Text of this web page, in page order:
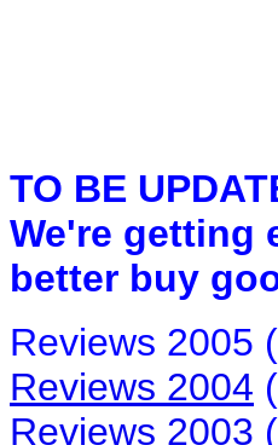
TO BE
We're getting
better buy
Reviews 2005
Reviews 2004
Reviews 2003